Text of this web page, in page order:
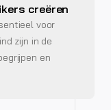
creëren
voor
zijn in de
en